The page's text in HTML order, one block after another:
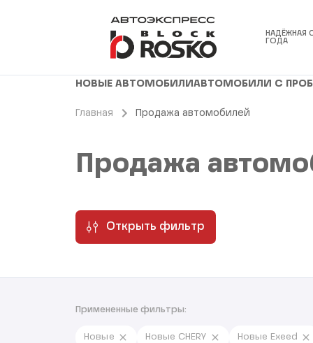
НАДЁЖНАЯ
ГОДА
НОВЫЕ АВТОМОБИЛИ АВТОМОБИЛИ С
Главная Продажа автомобилей
Продажа
Открыть фильтр
Примененные фильтры:
Новые Новые CHERY Новые Exeed